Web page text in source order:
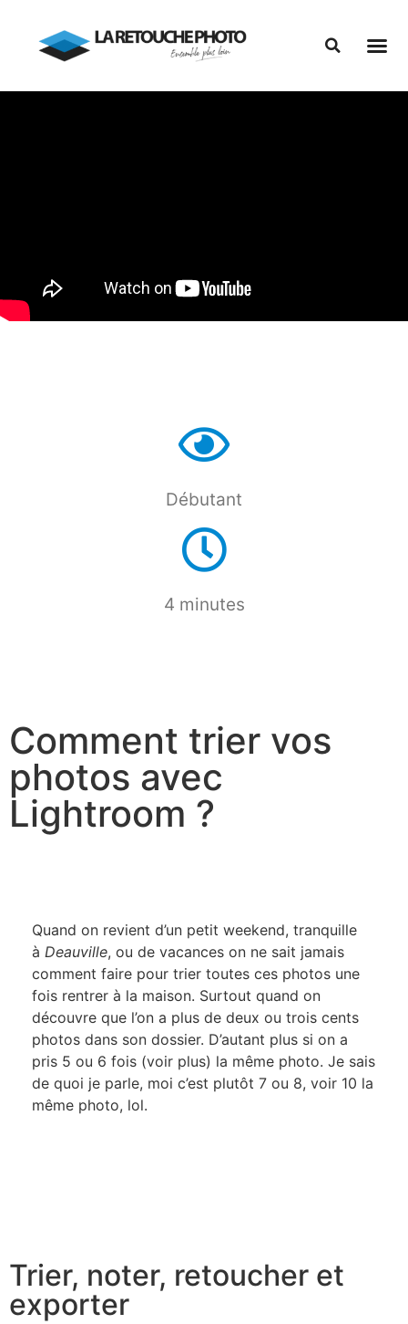
Débutant
4 minutes
Comment trier vos
photos avec
Lightroom ?
Quand on revient d’un petit weekend, tranquille
à Deauville, ou de vacances on ne sait jamais
comment faire pour trier toutes ces photos une
fois rentrer à la maison. Surtout quand on
découvre que l’on a plus de deux ou trois cents
photos dans son dossier. D’autant plus si on a
pris 5 ou 6 fois (voir plus) la même photo. Je sais
de quoi je parle, moi c’est plutôt 7 ou 8, voir 10 la
même photo, lol.
Trier, noter, retoucher et
exporter